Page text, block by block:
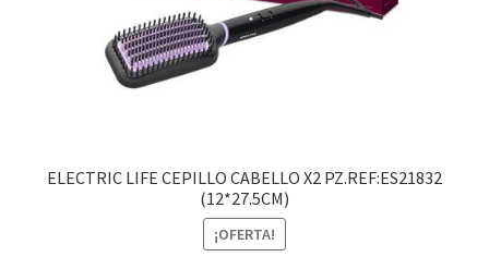
ELECTRIC LIFE CEPILLO CABELLO X2 PZ.REF:ES21832
(12*27.5CM)
¡OFERTA!